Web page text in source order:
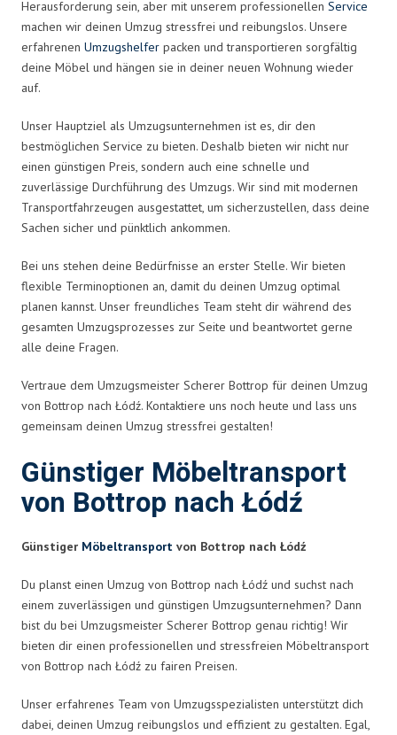
Herausforderung sein, aber mit unserem professionellen Service
machen wir deinen Umzug stressfrei und reibungslos. Unsere
erfahrenen Umzugshelfer packen und transportieren sorgfältig
deine Möbel und hängen sie in deiner neuen Wohnung wieder
auf.
Unser Hauptziel als Umzugsunternehmen ist es, dir den
bestmöglichen Service zu bieten. Deshalb bieten wir nicht nur
einen günstigen Preis, sondern auch eine schnelle und
zuverlässige Durchführung des Umzugs. Wir sind mit modernen
Transportfahrzeugen ausgestattet, um sicherzustellen, dass deine
Sachen sicher und pünktlich ankommen.
Bei uns stehen deine Bedürfnisse an erster Stelle. Wir bieten
flexible Terminoptionen an, damit du deinen Umzug optimal
planen kannst. Unser freundliches Team steht dir während des
gesamten Umzugsprozesses zur Seite und beantwortet gerne
alle deine Fragen.
Vertraue dem Umzugsmeister Scherer Bottrop für deinen Umzug
von Bottrop nach Łódź. Kontaktiere uns noch heute und lass uns
gemeinsam deinen Umzug stressfrei gestalten!
Günstiger Möbeltransport
von Bottrop nach Łódź
Günstiger Möbeltransport von Bottrop nach Łódź
Du planst einen Umzug von Bottrop nach Łódź und suchst nach
einem zuverlässigen und günstigen Umzugsunternehmen? Dann
bist du bei Umzugsmeister Scherer Bottrop genau richtig! Wir
bieten dir einen professionellen und stressfreien Möbeltransport
von Bottrop nach Łódź zu fairen Preisen.
Unser erfahrenes Team von Umzugsspezialisten unterstützt dich
dabei, deinen Umzug reibungslos und effizient zu gestalten. Egal,